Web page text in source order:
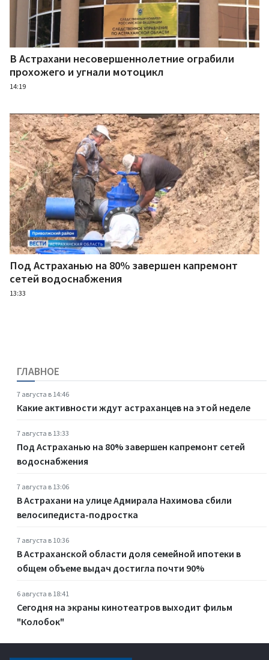
В Астрахани несовершеннолетние ограбили
прохожего и угнали мотоцикл
14:19
Под Астраханью на 80% завершен капремонт
сетей водоснабжения
13:33
ГЛАВНОЕ
7 августа в 14:46
Какие активности ждут астраханцев на этой неделе
7 августа в 13:33
Под Астраханью на 80% завершен капремонт сетей
водоснабжения
7 августа в 13:06
В Астрахани на улице Адмирала Нахимова сбили
велосипедиста-подростка
7 августа в 10:36
В Астраханской области доля семейной ипотеки в
общем объеме выдач достигла почти 90%
6 августа в 18:41
Сегодня на экраны кинотеатров выходит фильм
"Колобок"